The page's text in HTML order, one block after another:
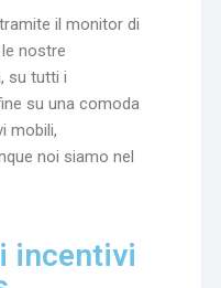
il monitor di
nostre
su tutti i
su una comoda
mobili,
noi siamo nel
incentivi